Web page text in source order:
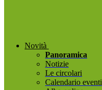
Novità
Panoramica
Notizie
Le circolari
Calendario eventi